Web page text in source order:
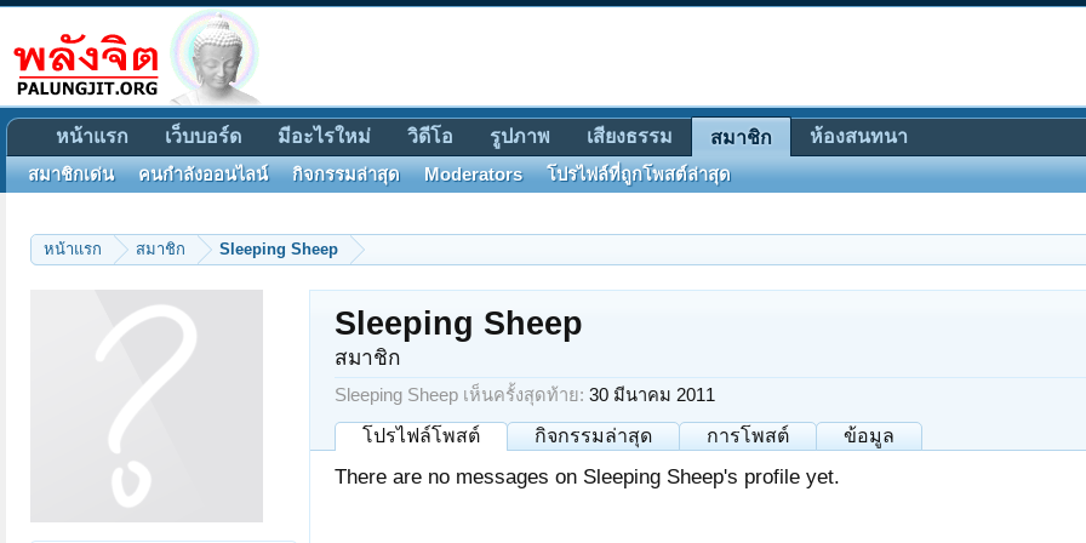
หน้าแรก สมาชิก Sleeping Sheep
Sleeping Sheep
สมาชิก
Sleeping Sheep เห็นครั้งสุดท้าย: 30 มีนาคม 2011
โปรไฟล์โพสต์ กิจกรรมล่าสุด การโพสต์ ข้อมูล
There are no messages on Sleeping Sheep's profile yet.
หน้าแรก เว็บบอร์ด มีอะไรใหม่ วิดีโอ รูปภาพ เสียงธรรม สมาชิก
สมาชิกเด่น คนกำลังออนไลน์ กิจกรรมล่าสุด Moderators โปรไฟล์ที่ถูกโพสต์ล่าสุด
ห้องสนทนา